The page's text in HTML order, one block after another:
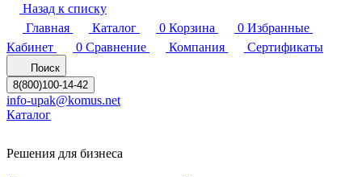
Назад к списку
Главная
Каталог 0 Корзина 0 Избранные
Кабинет
0 Сравнение Компания Сертификаты
Поиск
8(800)100-14-42
info-upak@komus.net
Каталог
Решения для бизнеса